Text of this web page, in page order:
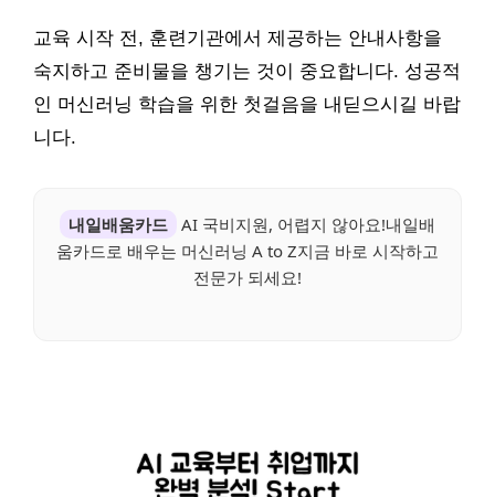
교육 시작 전, 훈련기관에서 제공하는 안내사항을
숙지하고 준비물을 챙기는 것이 중요합니다. 성공적
인 머신러닝 학습을 위한 첫걸음을 내딛으시길 바랍
니다.
내일배움카드 AI 국비지원, 어렵지 않아요!내일배
움카드로 배우는 머신러닝 A to Z지금 바로 시작하고
전문가 되세요!